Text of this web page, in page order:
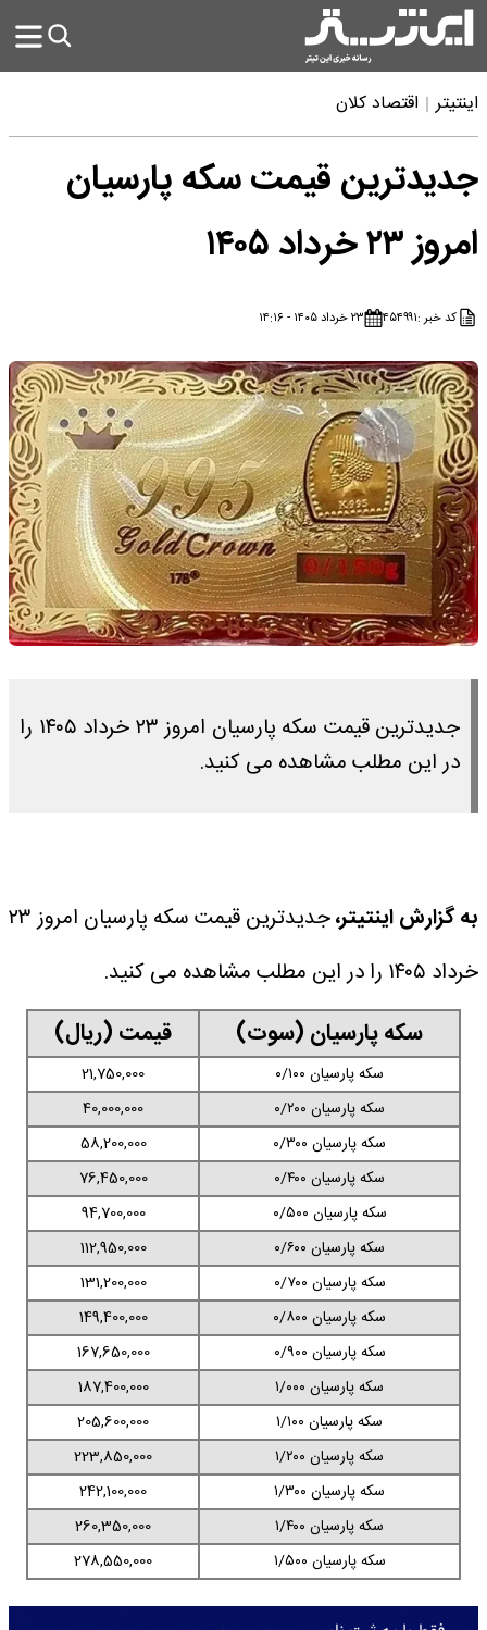
اینتیتر اقتصاد کلان
جدیدترین قیمت سکه پارسیان
امروز ۲۳ خرداد ۱۴۰۵
کد خبر :۴۵۴۹۹۱ ۲۳ خرداد ۱۴۰۵ - ۱۴:۱۶
جدیدترین قیمت سکه پارسیان امروز ۲۳ خرداد ۱۴۰۵ را
در این مطلب مشاهده می کنید.
به گزارش اینتیتر،
جدیدترین قیمت سکه پارسیان امروز ۲۳
خرداد ۱۴۰۵ را در این مطلب مشاهده می کنید.
سکه پارسیان (سوت) قیمت (ریال)
سکه پارسیان ۰/۱۰۰
21,750,000
سکه پارسیان ۰/۲۰۰
40,000,000
سکه پارسیان ۰/۳۰۰
58,200,000
سکه پارسیان ۰/۴۰۰
76,450,000
سکه پارسیان ۰/۵۰۰
94,700,000
سکه پارسیان ۰/۶۰۰
112,950,000
سکه پارسیان ۰/۷۰۰
131,200,000
سکه پارسیان ۰/۸۰۰
149,400,000
سکه پارسیان ۰/۹۰۰
167,650,000
سکه پارسیان ۱/۰۰۰
187,400,000
سکه پارسیان ۱/۱۰۰
205,600,000
سکه پارسیان ۱/۲۰۰
223,850,000
سکه پارسیان ۱/۳۰۰
242,100,000
سکه پارسیان ۱/۴۰۰
260,350,000
سکه پارسیان ۱/۵۰۰
278,550,000